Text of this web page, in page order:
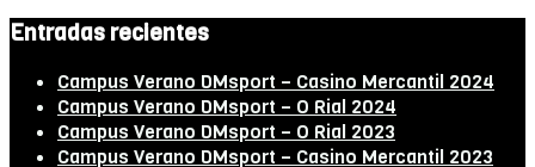
Entradas recientes
Campus Verano DMsport – Casino Mercantil 2024
Campus Verano DMsport – O Rial 2024
Campus Verano DMsport – O Rial 2023
Campus Verano DMsport – Casino Mercantil 2023